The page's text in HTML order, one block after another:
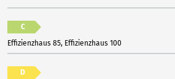
C
Effizienzhaus 85, Effizienzhaus 100
D